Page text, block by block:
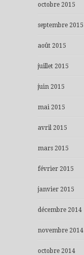
octobre 2015
septembre 2015
août 2015
juillet 2015
juin 2015
mai 2015
avril 2015
mars 2015
février 2015
janvier 2015
décembre 2014
novembre 2014
octobre 2014